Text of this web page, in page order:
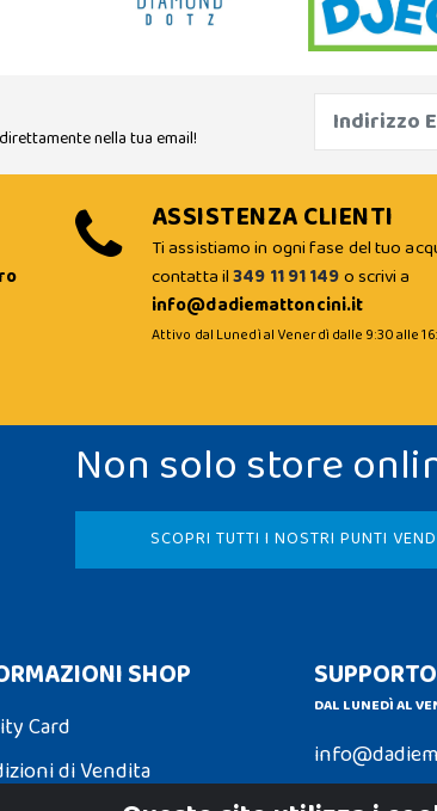
direttamente nella tua email!
ASSISTENZA CLIENTI
Ti assistiamo in ogni fase del tuo
contatta il349 11 91 149o scrivi a
info@dadiemattoncini.it
Attivo dal Lunedì al Venerdì dalle 9:30 alle
Non solo store
SCOPRI TUTTI I NOSTRI PUNTI
SHOP
Card
di Vendita
DAL LUNEDÌ AL
Contattaci su